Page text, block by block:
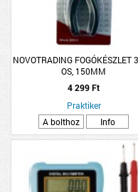
NOVOTRADING FOGÓKÉSZLET
OS, 150MM
4 299 Ft
Praktiker
A bolthoz
Info